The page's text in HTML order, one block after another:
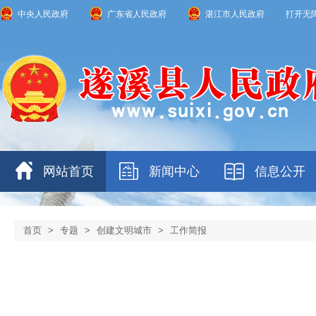
中央人民政府 广东省人民政府 湛江市人民政府 打开无
网站首页 新闻中心 信息公开
首页 > 专题 > 创建文明城市 > 工作简报